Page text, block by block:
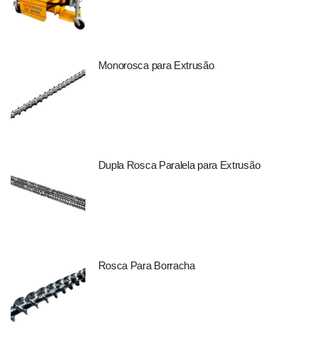
Monorosca para Extrusão
Dupla Rosca Paralela para Extrusão
Rosca Para Borracha